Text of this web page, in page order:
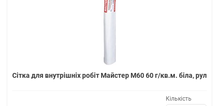
Сітка для внутрішніх робіт Майстер М60 60 г/кв.м. біла, рул
Кількість